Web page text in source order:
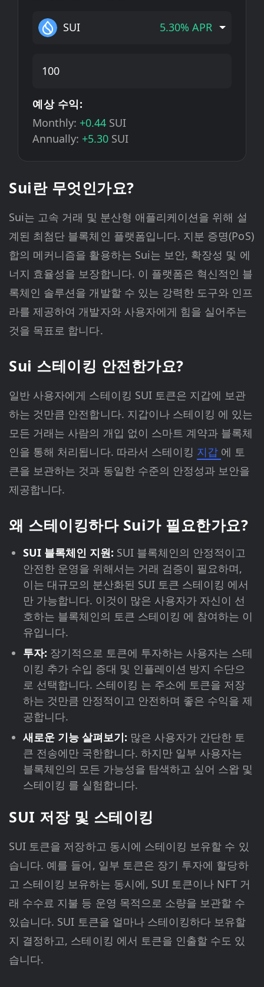
SUI 5.30% APR
예상 수익:
Monthly: +0.44 SUI
Annually: +5.30 SUI
Sui란 무엇인가요?
Sui는 고속 거래 및 분산형 애플리케이션을 위해 설
계된 최첨단 블록체인 플랫폼입니다. 지분 증명(PoS)
합의 메커니즘을 활용하는 Sui는 보안, 확장성 및 에
너지 효율성을 보장합니다. 이 플랫폼은 혁신적인 블
록체인 솔루션을 개발할 수 있는 강력한 도구와 인프
라를 제공하여 개발자와 사용자에게 힘을 실어주는
것을 목표로 합니다.
Sui 스테이킹 안전한가요?
일반 사용자에게 스테이킹 SUI 토큰은 지갑에 보관
하는 것만큼 안전합니다. 지갑이나 스테이킹 에 있는
모든 거래는 사람의 개입 없이 스마트 계약과 블록체
인을 통해 처리됩니다. 따라서 스테이킹 지갑 에 토
큰을 보관하는 것과 동일한 수준의 안정성과 보안을
제공합니다.
왜 스테이킹하다 Sui가 필요한가요?
SUI 블록체인 지원: SUI 블록체인의 안정적이고
안전한 운영을 위해서는 거래 검증이 필요하며,
이는 대규모의 분산화된 SUI 토큰 스테이킹 에서
만 가능합니다. 이것이 많은 사용자가 자신이 선
호하는 블록체인의 토큰 스테이킹 에 참여하는 이
유입니다.
투자: 장기적으로 토큰에 투자하는 사용자는 스테
이킹 추가 수입 증대 및 인플레이션 방지 수단으
로 선택합니다. 스테이킹 는 주소에 토큰을 저장
하는 것만큼 안정적이고 안전하며 좋은 수익을 제
공합니다.
새로운 기능 살펴보기: 많은 사용자가 간단한 토
큰 전송에만 국한합니다. 하지만 일부 사용자는
블록체인의 모든 가능성을 탐색하고 싶어 스왑 및
스테이킹 를 실험합니다.
SUI 저장 및 스테이킹
SUI 토큰을 저장하고 동시에 스테이킹 보유할 수 있
습니다. 예를 들어, 일부 토큰은 장기 투자에 할당하
고 스테이킹 보유하는 동시에, SUI 토큰이나 NFT 거
래 수수료 지불 등 운영 목적으로 소량을 보관할 수
있습니다. SUI 토큰을 얼마나 스테이킹하다 보유할
지 결정하고, 스테이킹 에서 토큰을 인출할 수도 있
습니다.